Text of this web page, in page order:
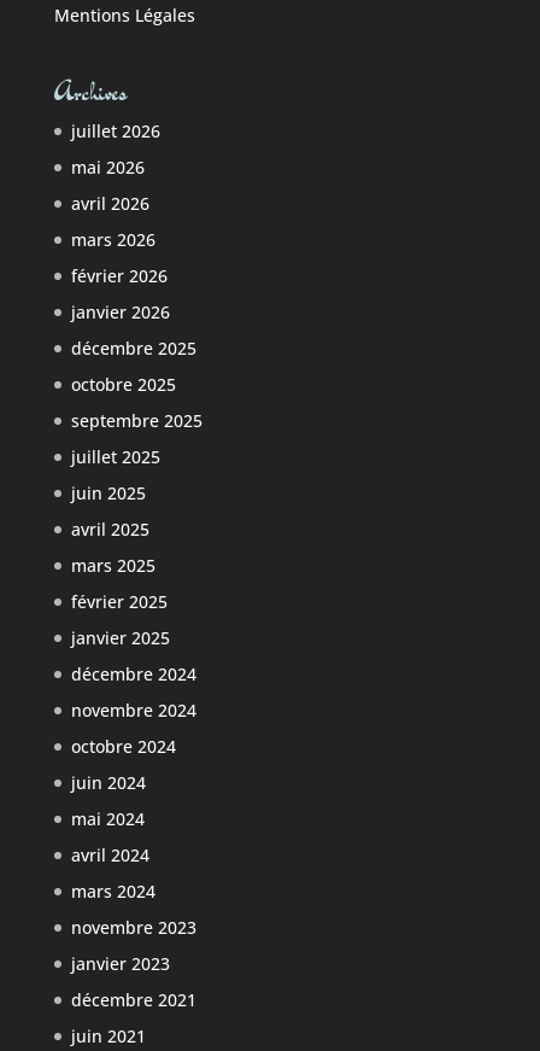
Mentions Légales
Archives
juillet 2026
mai 2026
avril 2026
mars 2026
février 2026
janvier 2026
décembre 2025
octobre 2025
septembre 2025
juillet 2025
juin 2025
avril 2025
mars 2025
février 2025
janvier 2025
décembre 2024
novembre 2024
octobre 2024
juin 2024
mai 2024
avril 2024
mars 2024
novembre 2023
janvier 2023
décembre 2021
juin 2021